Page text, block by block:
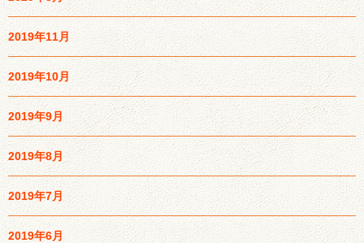
2019年11月
2019年10月
2019年9月
2019年8月
2019年7月
2019年6月